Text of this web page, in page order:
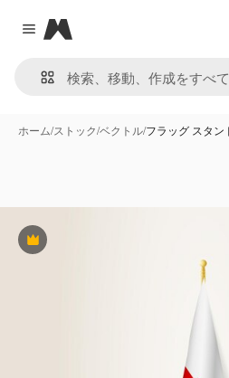
Close menu
Magnific
ホーム/ストック/ベクトル/フラッグ スタン
Premium